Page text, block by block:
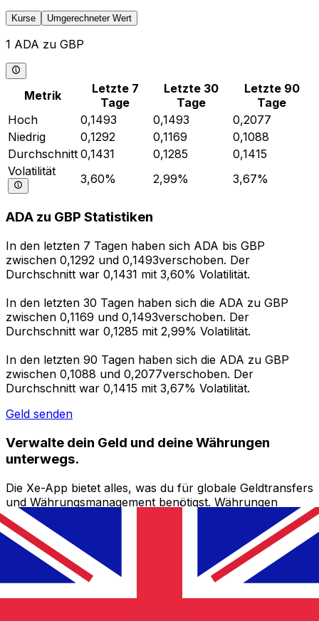
Kurse Umgerechneter Wert
1 ADA zu GBP
Metrik
Letzte 7
Tage
Letzte 30
Tage
Letzte 90
Tage
Hoch
0,1493 0,1493
0,2077
Niedrig
0,1292 0,1169
0,1088
Durchschnitt 0,1431 0,1285
0,1415
Volatilität
3,60% 2,99% 3,67%
ADA zu GBP Statistiken
In den letzten 7 Tagen haben sich ADA bis GBP
zwischen 0,1292 und 0,1493verschoben. Der
Durchschnitt war 0,1431 mit 3,60% Volatilität.
In den letzten 30 Tagen haben sich die ADA zu GBP
zwischen 0,1169 und 0,1493verschoben. Der
Durchschnitt war 0,1285 mit 2,99% Volatilität.
In den letzten 90 Tagen haben sich die ADA zu GBP
zwischen 0,1088 und 0,2077verschoben. Der
Durchschnitt war 0,1415 mit 3,67% Volatilität.
Geld senden
Verwalte dein Geld und deine Währungen
unterwegs.
Die Xe-App bietet alles, was du für globale Geldtransfers
und Währungsmanagement benötigst. Währungen
umrechnen, Kursbenachrichtigungen einrichten und
Geld ins Ausland überweisen, ohne versteckte
Gebühren. Heute herunterladen!